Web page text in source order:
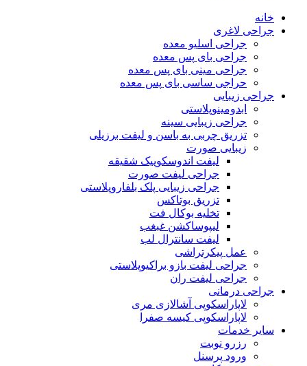
خانه
جراحی لاغری
جراحی اسلیو معده
جراحی بای پس معده
جراحی مینی بای پس معده
حراجی ساسی بای پس معده
جراحی زیبایی
ابدومینوپلاستی
جراحی زیبایی سینه
تزریق چربی به باسن و لیفت برزیلی
زیبایی صورت
لیفت اندوسکوپیک شقیقه
جراحی لیفت صورت
جراحی زیبایی پلک بلفاروپلاستی
تزریق بوتاکس
تخلیه بوکال فت
لیپوساکشن غبغب
لیفت سانترال لب
عمل پیکرتراشی
جراحی لیفت بازو براکیوپلاستی
جراحی لیفت ران
جراحی درمانی
لاپاراسکوپی آشالازی مری
لاپاراسکوپی کیسه صفرا
سایر خدمات
رزرو نوبت
ورود پرسنل